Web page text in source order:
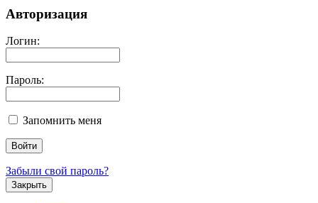
Авторизация
Логин:
Пароль:
Запомнить меня
Забыли свой пароль?
Закрыть